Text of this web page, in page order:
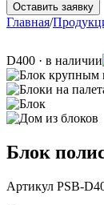
Оставить заявку
Главная/
D400 · в наличии
Блок
Артикул PSB-